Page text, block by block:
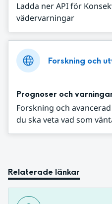
Ladda ner API för
vädervarningar
Forskning och
Prognoser och
Forskning och
du ska veta vad som
Relaterade länkar